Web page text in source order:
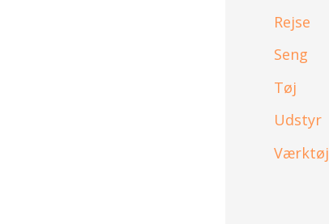
Rejse
Seng
Tøj
Udstyr
Værktøj